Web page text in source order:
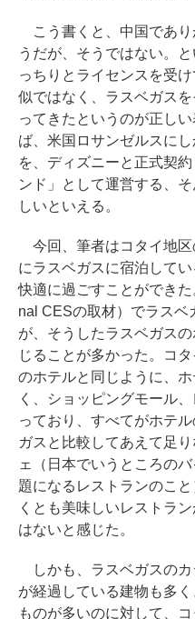
こう書くと、中国であり
うだが、そうではない。
っちりとライセンスを受
似ではなく、ラスベガス
ってきたというのが正し
ば、米国ロサンゼルスに
を、ディズニーと正式契
ンド」として運営する、
しいといえる。
今回、筆者はコタイ地区
にラスベガスに宿泊して
快適に過ごすことができ
nal CESの取材）でラスベ
が、そうしたラスベガス
じることが多かった。コ
のホテルと同じように、
く、ショッピングモール
っており、すべてがホテ
ガスと比較してあえて足
ェ（日本でいうところの
題になるレストランのこ
くとも美味しいレストラ
はないと感じた。
しかも、ラスベガスのカ
が経過している建物も多
ものが多いのに対して、